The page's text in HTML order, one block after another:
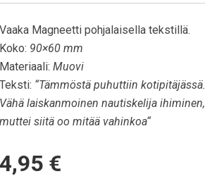
Vaaka Magneetti pohjalaisella tekstillä.
Koko: 90×60 mm
Materiaali: Muovi
Teksti: “Tämmöstä puhuttiin kotipitäjässä.
Vähä laiskanmoinen nautiskelija ihiminen,
muttei siitä oo mitää vahinkoa“
4,95 €